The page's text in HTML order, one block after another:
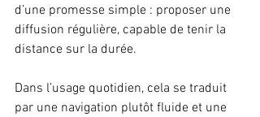
d’une promesse simple : proposer une
diffusion régulière, capable de tenir la
distance sur la durée.
Dans l’usage quotidien, cela se traduit
par une navigation plutôt fluide et une